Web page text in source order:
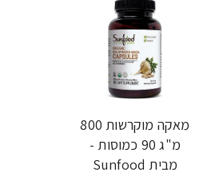
מאקה מוקרשות 800
מ"ג 90 כמוסות -
מבית Sunfood